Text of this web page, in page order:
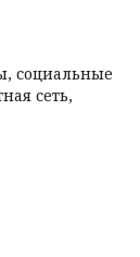
социальные
сеть,